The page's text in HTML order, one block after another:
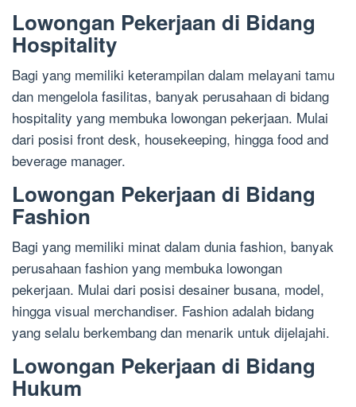
Lowongan Pekerjaan di Bidang
Hospitality
Bagi yang memiliki keterampilan dalam melayani tamu
dan mengelola fasilitas, banyak perusahaan di bidang
hospitality yang membuka lowongan pekerjaan. Mulai
dari posisi front desk, housekeeping, hingga food and
beverage manager.
Lowongan Pekerjaan di Bidang
Fashion
Bagi yang memiliki minat dalam dunia fashion, banyak
perusahaan fashion yang membuka lowongan
pekerjaan. Mulai dari posisi desainer busana, model,
hingga visual merchandiser. Fashion adalah bidang
yang selalu berkembang dan menarik untuk dijelajahi.
Lowongan Pekerjaan di Bidang
Hukum